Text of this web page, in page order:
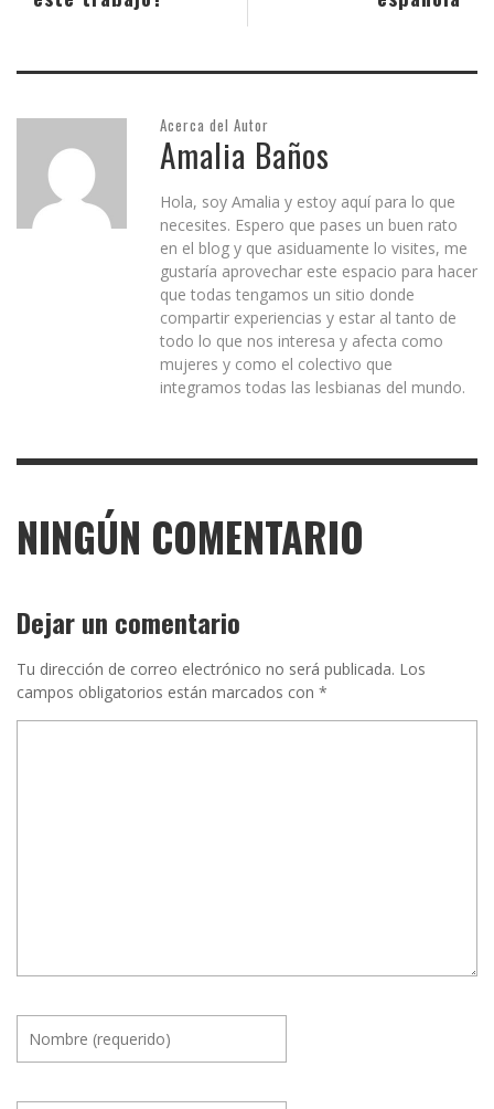
Acerca del Autor
Amalia Baños
Hola, soy Amalia y estoy aquí para lo que
necesites. Espero que pases un buen rato
en el blog y que asiduamente lo visites, me
gustaría aprovechar este espacio para hacer
que todas tengamos un sitio donde
compartir experiencias y estar al tanto de
todo lo que nos interesa y afecta como
mujeres y como el colectivo que
integramos todas las lesbianas del mundo.
NINGÚN COMENTARIO
Dejar un comentario
Tu dirección de correo electrónico no será publicada. Los
campos obligatorios están marcados con *